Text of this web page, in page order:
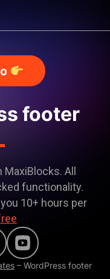
footer
All
functionality.
10+ hours per
– WordPress footer